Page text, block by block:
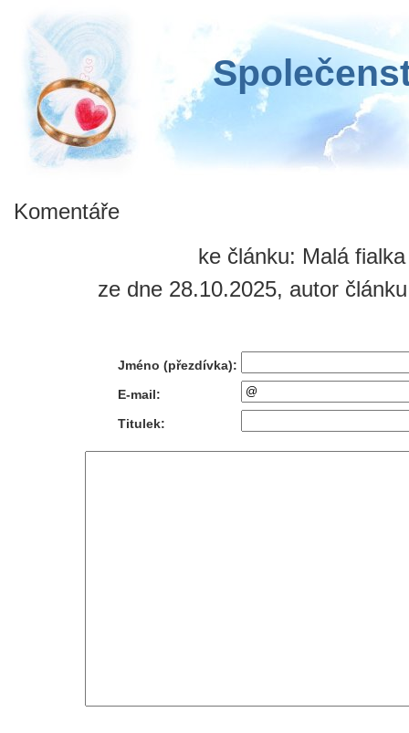
Komentáře
ke článku: Malá
ze dne 28.10.2025, autor
Jméno (přezdívka):
E-mail:
Titulek: